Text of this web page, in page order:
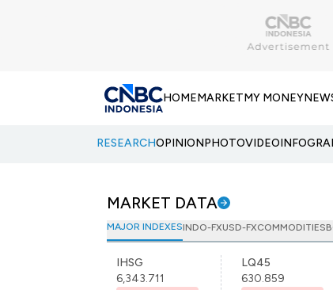
HOMEMARKETMY MONEY
RESEARCHOPINIONPHOTOVIDEO
MARKET DATA
MAJOR INDEXESINDO-FXUSD-FXCOMMODITIES
IHSG
6,343.711
LQ45
630.859